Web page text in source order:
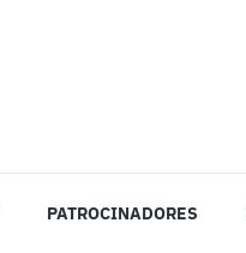
PATROCINADORES